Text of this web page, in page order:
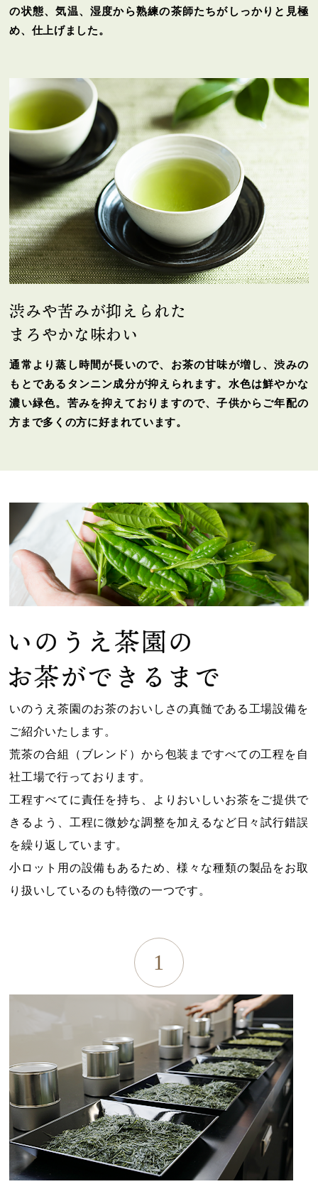
の状態、気温、湿度から熟練の茶師たちがしっかりと見極
め、仕上げました。
渋みや苦みが抑えられた
まろやかな味わい
通常より蒸し時間が長いので、お茶の甘味が増し、渋みの
もとであるタンニン成分が抑えられます。水色は鮮やかな
濃い緑色。苦みを抑えておりますので、子供からご年配の
方まで多くの方に好まれています。
いのうえ茶園のお茶のおいしさの真髄である工場設備を
ご紹介いたします。
荒茶の合組（ブレンド）から包装まですべての工程を自
社工場で行っております。
工程すべてに責任を持ち、よりおいしいお茶をご提供で
きるよう、 工程に微妙な調整を加えるなど日々試行錯誤
を繰り返しています。
小ロット用の設備もあるため、様々な種類の製品をお取
り扱いしているのも特徴の一つです。
1